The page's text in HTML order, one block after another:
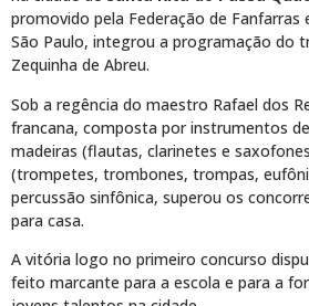
promovido pela Federação de Fanfarras
São Paulo, integrou a programação do
Zequinha de Abreu.
Sob a regência do maestro Rafael dos
francana, composta por instrumentos
madeiras (flautas, clarinetes e
(trompetes, trombones, trompas,
percussão sinfônica, superou os
para casa.
A vitória logo no primeiro concurso
feito marcante para a escola e para a